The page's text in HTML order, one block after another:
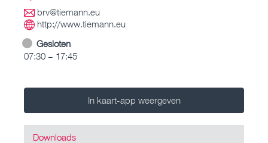
brv@tiemann.eu
http://www.tiemann.eu
Gesloten
07:30 – 17:45
In kaart-app weergeven
Downloads